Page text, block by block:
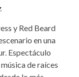
y Red Beard
en una
Espectáculo
de raíces